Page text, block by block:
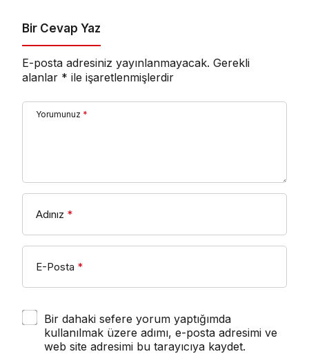
Bir Cevap Yaz
E-posta adresiniz yayınlanmayacak. Gerekli
alanlar * ile işaretlenmişlerdir
Yorumunuz *
Adınız *
E-Posta *
Bir dahaki sefere yorum yaptığımda
kullanılmak üzere adımı, e-posta adresimi ve
web site adresimi bu tarayıcıya kaydet.